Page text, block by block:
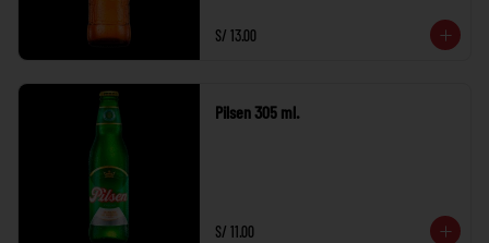
S/ 13.00
Pilsen 305 ml.
S/ 11.00